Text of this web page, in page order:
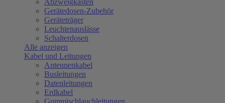
Abzweigkästen
Gerätedosen-Zubehör
Geräteträger
Leuchtenauslässe
Schalterdosen
Alle anzeigen
Kabel und Leitungen
Antennenkabel
Busleitungen
Datenleitungen
Erdkabel